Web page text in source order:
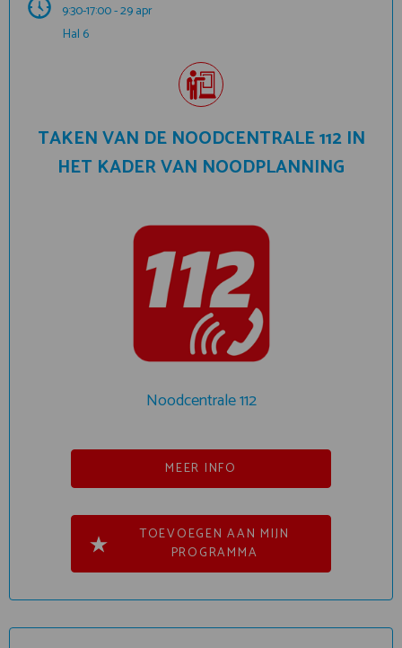
9:30-17:00 - 29 apr
Hal 6
TAKEN VAN DE NOODCENTRALE 112 IN
HET KADER VAN NOODPLANNING
Noodcentrale 112
MEER INFO
TOEVOEGEN AAN MIJN
PROGRAMMA